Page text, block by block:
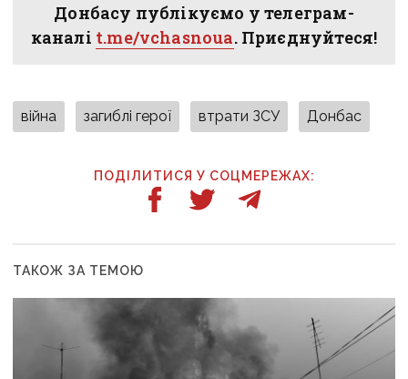
Донбасу публікуємо у телеграм-
каналі t.me/vchasnoua. Приєднуйтеся!
війна загиблі герої втрати ЗСУ Донбас
ПОДІЛИТИСЯ У СОЦМЕРЕЖАХ:
ТАКОЖ ЗА ТЕМОЮ